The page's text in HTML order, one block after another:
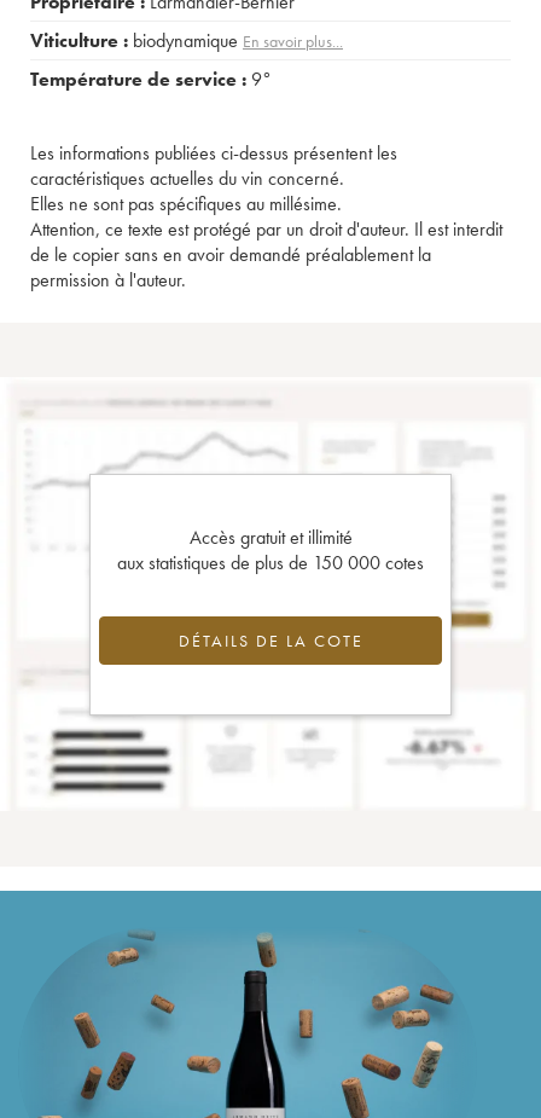
Viticulture : biodynamique En savoir plus...
Température de service : 9°
Les informations publiées ci-dessus présentent les
caractéristiques actuelles du vin concerné.
Elles ne sont pas spécifiques au millésime.
Attention, ce texte est protégé par un droit d'auteur. Il est interdit
de le copier sans en avoir demandé préalablement la
permission à l'auteur.
Accès gratuit et illimité
aux statistiques de plus de 150 000 cotes
DÉTAILS DE LA COTE